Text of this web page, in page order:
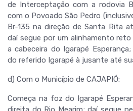
de Interceptação com a rodovia
com o Povoado São Pedro
Br-135 na direção de Santa Rita
daí segue por um alinhamento
a cabeceira do Igarapé
do referido Igarapé à jusante até
d) Com o Município de CAJAPIÓ:
Começa na foz do Igarapé